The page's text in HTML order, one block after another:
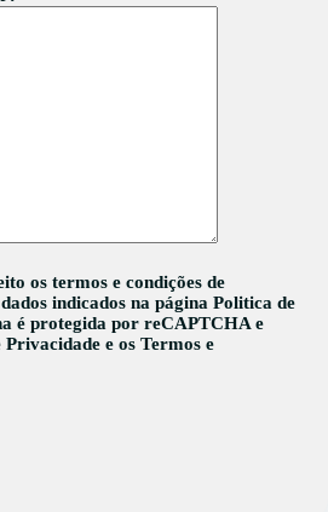
os termos e condições de
indicados na página Politica de
é protegida por reCAPTCHA e
Privacidade e os Termos e